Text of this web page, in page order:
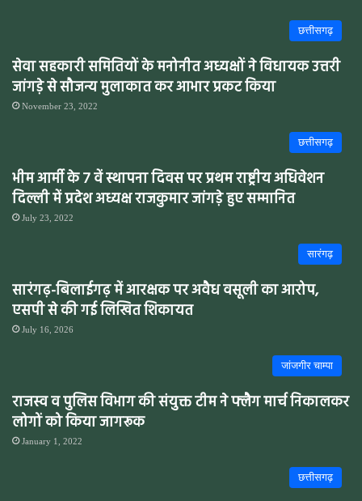
छत्तीसगढ़
सेवा सहकारी समितियों के मनोनीत अध्यक्षों ने विधायक उत्तरी
जांगड़े से सौजन्य मुलाकात कर आभार प्रकट किया
November 23, 2022
छत्तीसगढ़
भीम आर्मी के 7 वें स्थापना दिवस पर प्रथम राष्ट्रीय अधिवेशन
दिल्ली में प्रदेश अध्यक्ष राजकुमार जांगड़े हुए सम्मानित
July 23, 2022
सारंगढ़
सारंगढ़-बिलाईगढ़ में आरक्षक पर अवैध वसूली का आरोप,
एसपी से की गई लिखित शिकायत
July 16, 2026
जांजगीर चाम्पा
राजस्व व पुलिस विभाग की संयुक्त टीम ने फ्लैग मार्च निकालकर
लोगों को किया जागरूक
January 1, 2022
छत्तीसगढ़